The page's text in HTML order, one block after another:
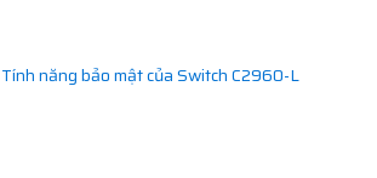
Tính năng bảo mật của Switch C2960-L